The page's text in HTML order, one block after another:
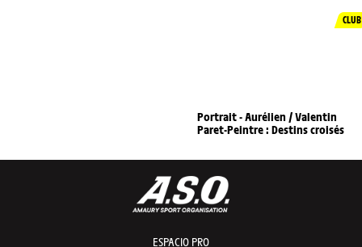
CLUB
Portrait - Aurélien / Valentin
Paret-Peintre : Destins croisés
ESPACIO PRO